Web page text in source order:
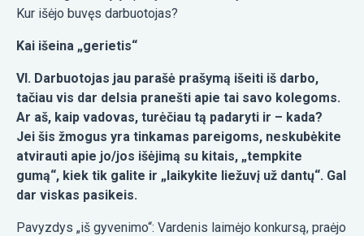
Kur išėjo buvęs darbuotojas?
Kai išeina „gerietis“
VI. Darbuotojas jau parašė prašymą išeiti iš darbo,
tačiau vis dar delsia pranešti apie tai savo kolegoms.
Ar aš, kaip vadovas, turėčiau tą padaryti ir – kada?
Jei šis žmogus yra tinkamas pareigoms, neskubėkite
atvirauti apie jo/jos išėjimą su kitais, „tempkite
gumą“, kiek tik galite ir „laikykite liežuvį už dantų“. Gal
dar viskas pasikeis.
Pavyzdys „iš gyvenimo“: Vardenis laimėjo konkursą, praėjo